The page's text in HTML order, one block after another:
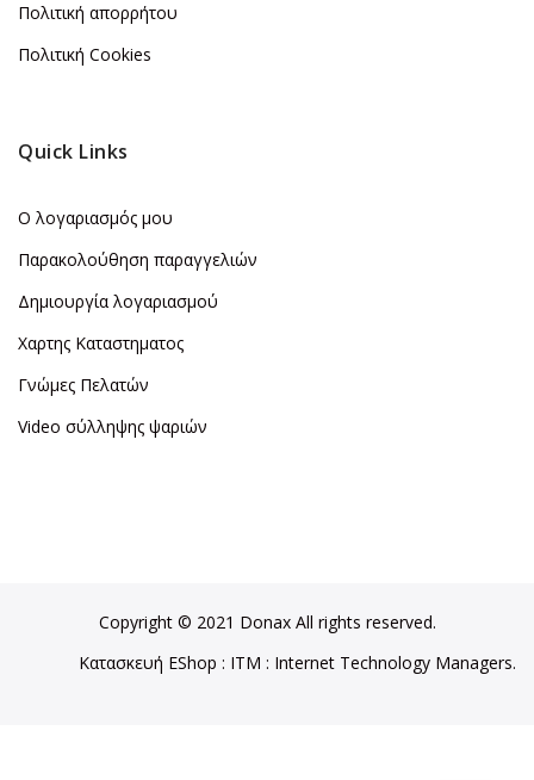
Πολιτική απορρήτου
Πολιτική Cookies
Quick Links
Ο λογαριασμός μου
Παρακολούθηση παραγγελιών
Δημιουργία λογαριασμού
Χαρτης Καταστηματος
Γνώμες Πελατών
Video σύλληψης ψαριών
Copyright © 2021 Donax All rights reserved.
Κατασκευή EShop : ITM : Internet Technology Managers.